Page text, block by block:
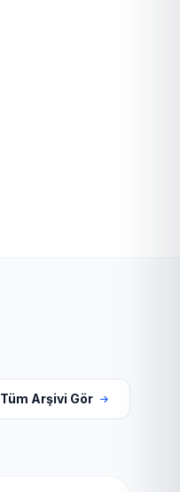
Tüm Arşivi Gör